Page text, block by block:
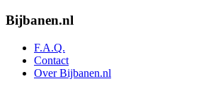
Bijbanen.nl
F.A.Q.
Contact
Over Bijbanen.nl